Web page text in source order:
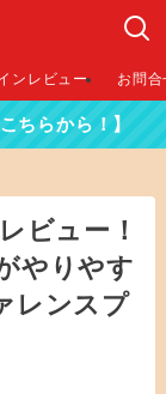
ンレビュー お問
ビュー！
やりやす
レンスプ